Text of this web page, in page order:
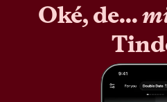
Oké, de...